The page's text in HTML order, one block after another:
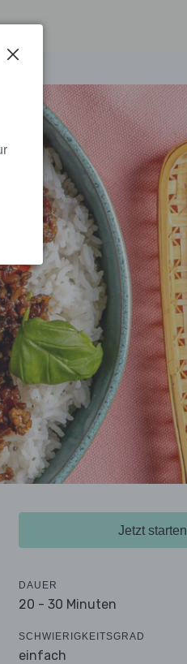
Jetzt starten
DAUER
20 - 30 Minuten
SCHWIERIGKEITSGRAD
einfach